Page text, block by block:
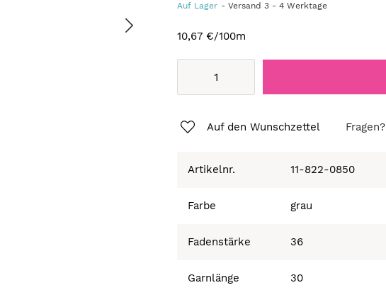
Auf Lager
Versand3 -4 Werktage
10,67 €/100m
Auf den Wunschzettel Fragen?
Artikelnr. 11-822-0850
Farbe grau
Fadenstärke 36
Garnlänge 30